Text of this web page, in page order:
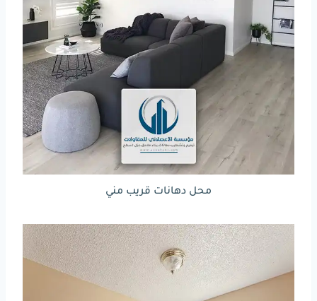
محل دهانات قريب مني